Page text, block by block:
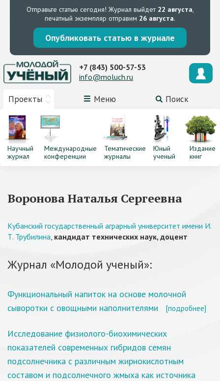
Отправьте статью сегодня! Журнал выйдет 22 августа,
печатный экземпляр отправим 26 августа.
Опубликовать статью в журнале
Проекты Меню Поиск
+7 (843) 500-57-53
info@moluch.ru
Научный
журнал
Международные
конференции
Тематические
журналы
Юный
ученый
Издание
книг
Воронова Наталья Сергеевна
Кубанский государственный аграрный университет имени И.
Т. Трубилина, кандидат технических наук, доцент
Журнал «Молодой ученый»:
Функциональный напиток на основе молочной
сыворотки с овощными наполнителями
[подробнее]
Исследование физиолого-биохимических
показателей современных гибридов семян
подсолнечника с различным жирнокислотным
составом и подсолнечного жмыха как источника